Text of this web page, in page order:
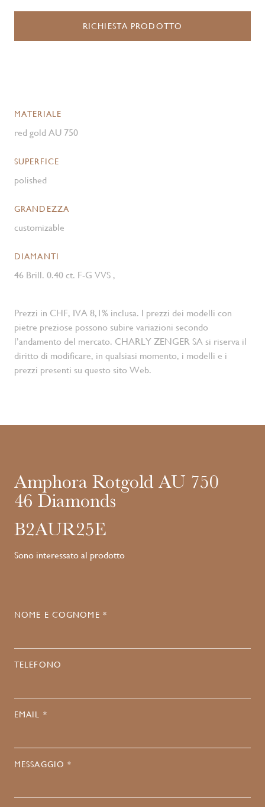
RICHIESTA PRODOTTO
MATERIALE
red gold AU 750
SUPERFICE
polished
GRANDEZZA
customizable
DIAMANTI
46 Brill. 0.40 ct. F-G VVS ,
Prezzi in CHF, IVA 8,1% inclusa. I prezzi dei modelli con
pietre preziose possono subire variazioni secondo
l’andamento del mercato. CHARLY ZENGER SA si riserva il
diritto di modificare, in qualsiasi momento, i modelli e i
prezzi presenti su questo sito Web.
Amphora Rotgold AU 750
46 Diamonds
B2AUR25E
Sono interessato al prodotto
NOME E COGNOME *
TELEFONO
EMAIL *
MESSAGGIO *